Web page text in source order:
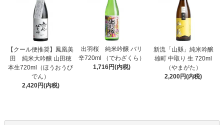
【クール便推奨】鳳凰美
田 純米大吟醸 山田穂
本生720ml（ほうおうび
でん）
2,420円(内税)
出羽桜 純米吟醸 バリ
辛720ml （でわざくら）
1,716円(内税)
新流「山縣」純米吟醸
雄町 中取り 生 720ml
（やまがた）
2,200円(内税)